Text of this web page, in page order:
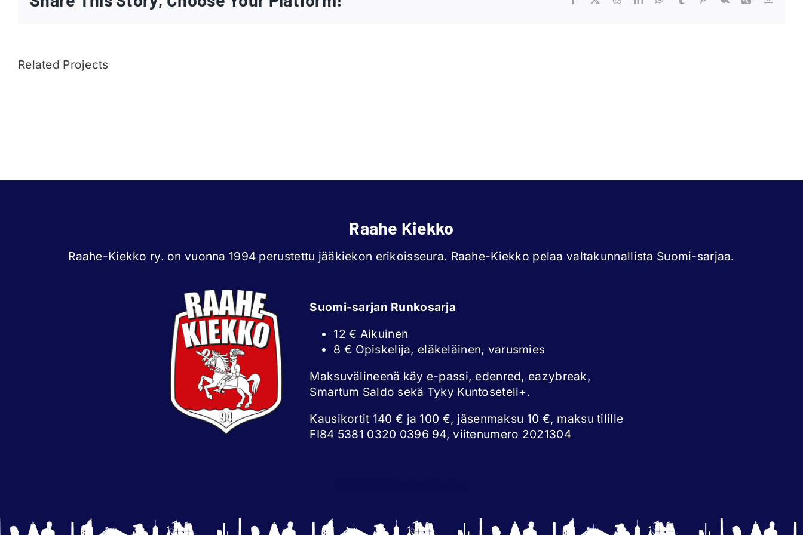
Related Projects
Raahe Kiekko
Raahe-Kiekko ry. on vuonna 1994 perustettu jääkiekon erikoisseura. Raahe-Kiekko pelaa valtakunnallista Suomi-sarjaa.
Suomi-sarjan Runkosarja
12 € Aikuinen
8 € Opiskelija, eläkeläinen, varusmies
Maksuvälineenä käy e-passi, edenred, eazybreak,
Smartum Saldo sekä Tyky Kuntoseteli+.
Kausikortit 140 € ja 100 €, jäsenmaksu 10 €, maksu tilille
FI84 5381 0320 0396 94, viitenumero 2021304